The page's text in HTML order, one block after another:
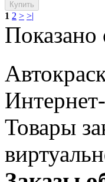
1 2 > >|
Показано
Товары